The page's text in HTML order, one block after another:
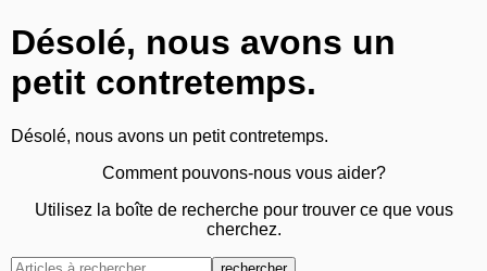
Désolé, nous avons un
petit contretemps.
Désolé, nous avons un petit contretemps.
Comment pouvons-nous vous aider?
Utilisez la boîte de recherche pour trouver ce que vous
cherchez.